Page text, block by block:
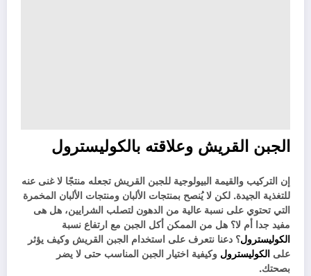
الجبن القريش وعلاقته بالكوليسترول
إن التركيب والقيمة البيولوجية للجبن القريش تجعله منتجًا لا غنى عنه
للتغذية الجيدة. لكن لا يُنصح بمنتجات الألبان ومنتجات الألبان المخمرة
التي تحتوي على نسبة عالية من الدهون لتصلب الشرايين، هل هى
مفيد جدا أم لا؟ هل من الممكن أكل الجبن مع ارتفاع نسبة
الكوليسترول؟ دعنا نتعرف على استخدام الجبن القريش وكيف يؤثر
على الكوليسترول وكيفية اختيار الجبن المناسب حتى لا يضر
بصحتك.